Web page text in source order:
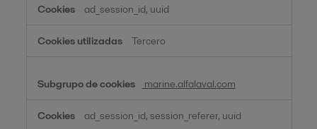
ad_session_id, uuid
Tercero
marine.alfalaval.com
ad_session_id, session_referer, uuid